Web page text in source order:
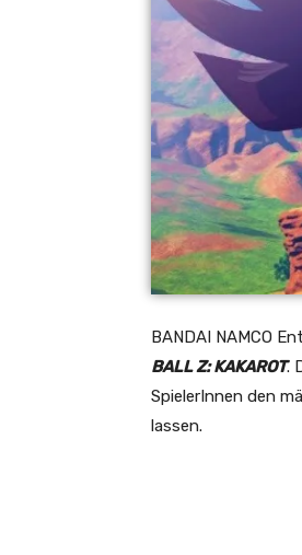
BANDAI NAMCO
BALL Z: KAKAROT.
SpielerInnen den
lassen.